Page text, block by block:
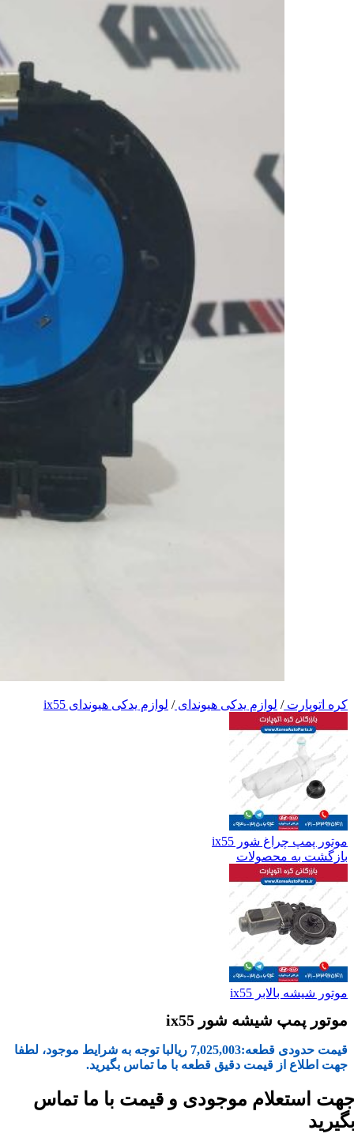
کره اتوپارت/ لوازم یدکی هیوندای/ لوازم یدکی هیوندای ix55
موتور پمپ چراغ شور ix55
بازگشت به محصولات
موتور شیشه بالابر ix55
موتور پمپ شیشه شور ix55
قیمت حدودی قطعه:7,025,003 ریالبا توجه به شرایط موجود، لطفا
جهت اطلاع از قیمت دقیق قطعه با ما تماس بگیرید.
استعلام موجودی و قیمت با ما تماس